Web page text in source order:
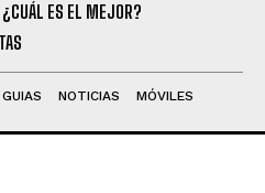
¿CUÁL ES EL MEJOR?
GUIAS NOTICIAS MÓVILES